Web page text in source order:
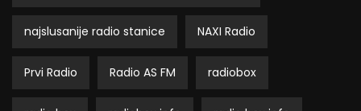
najslusanije radio stanice NAXI Radio
Prvi Radio Radio AS FM radiobox